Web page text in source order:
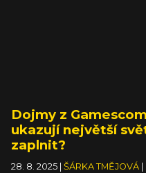
Dojmy z
ukazují největší
zaplnit?
28. 8. 2025 ŠÁRKA TMĚJOVÁ